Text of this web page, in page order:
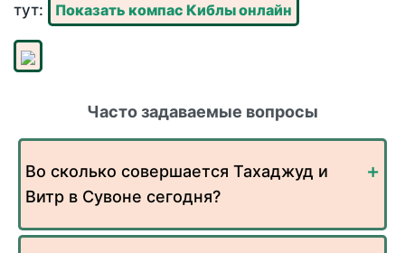
тут:
Показать компас Киблы онлайн
Часто задаваемые вопросы
Во сколько совершается Тахаджуд и
Витр в Сувоне сегодня?